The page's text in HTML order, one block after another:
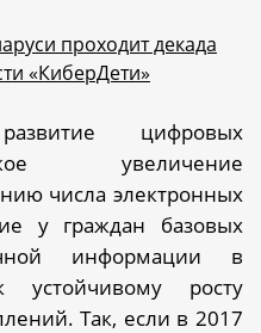
проходит декада
«КиберДети»
цифровых
увеличение
числа электронных
у граждан базовых
информации в
росту
Так, если в 2017